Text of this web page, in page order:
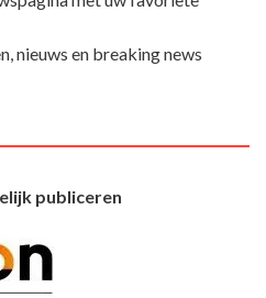
nieuws en breaking news
publiceren